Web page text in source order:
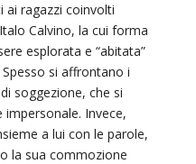
ai ragazzi coinvolti
Calvino, la cui forma
esplorata e “abitata”
si affrontano i
soggezione, che si
Invece,
a lui con le parole,
la sua commozione